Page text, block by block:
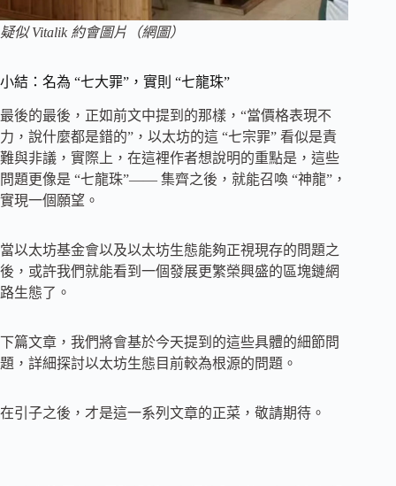
疑似 Vitalik 約會圖片（網圖）
小結：名為 “七大罪”，實則 “七龍珠”
最後的最後，正如前文中提到的那樣，“當價格表現不
力，說什麼都是錯的”，以太坊的這 “七宗罪” 看似是責
難與非議，實際上，在這裡作者想說明的重點是，這些
問題更像是 “七龍珠”—— 集齊之後，就能召喚 “神龍”，
實現一個願望。
當以太坊基金會以及以太坊生態能夠正視現存的問題之
後，或許我們就能看到一個發展更繁榮興盛的區塊鏈網
路生態了。
下篇文章，我們將會基於今天提到的這些具體的細節問
題，詳細探討以太坊生態目前較為根源的問題。
在引子之後，才是這一系列文章的正菜，敬請期待。